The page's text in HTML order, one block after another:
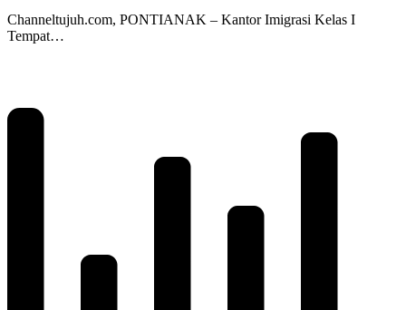
Channeltujuh.com, PONTIANAK – Kantor Imigrasi Kelas I
Tempat…